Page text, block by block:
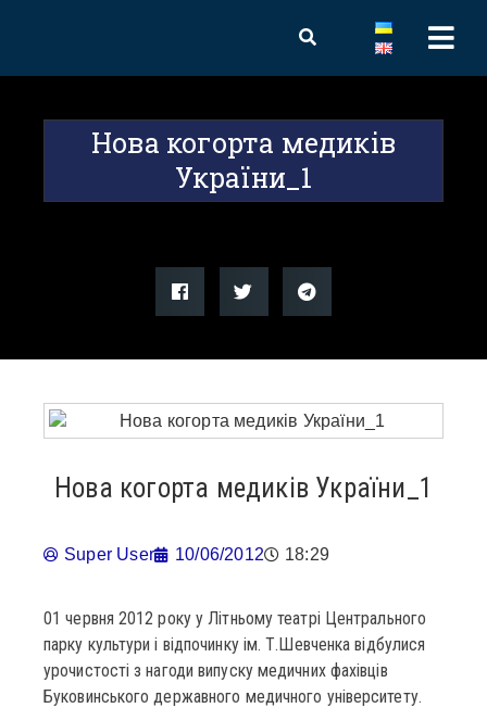
Нова когорта медиків
України_1
Нова когорта медиків України_1
Super User 10/06/2012 18:29
01 червня 2012 року у Літньому театрі Центрального
парку культури і відпочинку ім. Т.Шевченка відбулися
урочистості з нагоди випуску медичних фахівців
Буковинського державного медичного університету.